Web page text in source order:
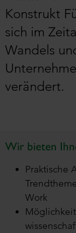
Konstrukt
sich im
Wandels
verändert.
Wir bieten
Praktische
Work